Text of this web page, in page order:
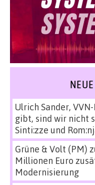
Ulrich Sander,
gibt, sind wir nicht
Sinti:zze und
Grüne & Volt (PM)
Millionen Euro
Modernisierung